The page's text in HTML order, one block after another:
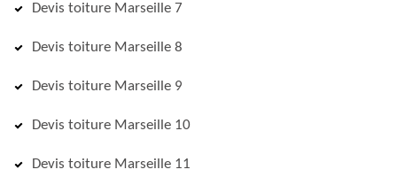
Devis toiture Marseille 7
Devis toiture Marseille 8
Devis toiture Marseille 9
Devis toiture Marseille 10
Devis toiture Marseille 11